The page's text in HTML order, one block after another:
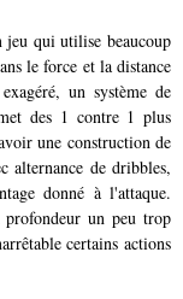
jeu qui utilise beaucoup
le force et la distance
un système de
des 1 contre 1 plus
une construction de
alternance de dribbles,
donné à l'attaque.
un peu trop
certains actions